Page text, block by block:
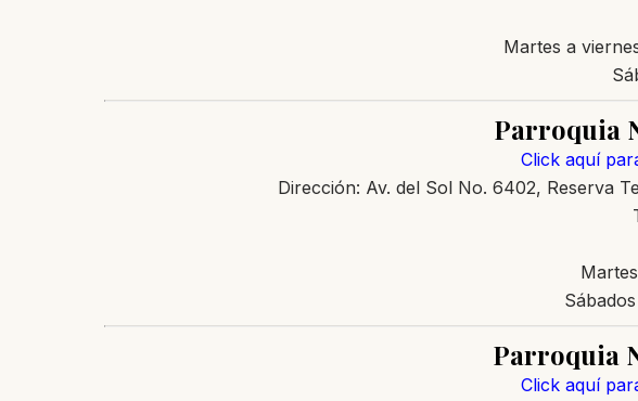
Martes a
Parroquia
Click aquí
Dirección: Av. del Sol No. 6402, Reserva
Parroquia
Click aquí